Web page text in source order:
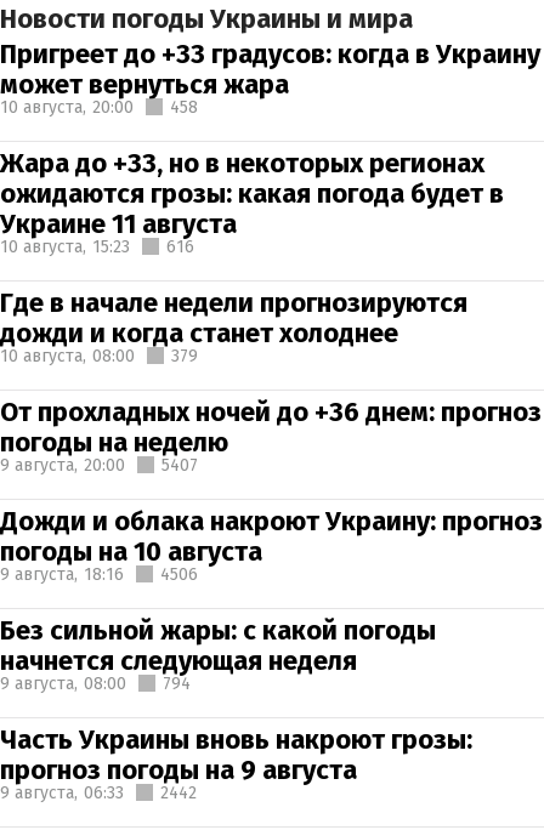
Новости погоды Украины и мира
Пригреет до +33 градусов: когда в Украину
может вернуться жара
10 августа, 20:00 458
Жара до +33, но в некоторых регионах
ожидаются грозы: какая погода будет в
Украине 11 августа
10 августа, 15:23 616
Где в начале недели прогнозируются
дожди и когда станет холоднее
10 августа, 08:00 379
От прохладных ночей до +36 днем: прогноз
погоды на неделю
9 августа, 20:00 5407
Дожди и облака накроют Украину: прогноз
погоды на 10 августа
9 августа, 18:16 4506
Без сильной жары: с какой погоды
начнется следующая неделя
9 августа, 08:00 794
Часть Украины вновь накроют грозы:
прогноз погоды на 9 августа
9 августа, 06:33 2442